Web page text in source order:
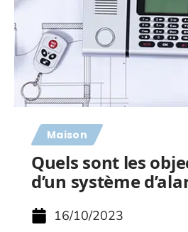
Maison
Quels sont les
d’un système
16/10/2023